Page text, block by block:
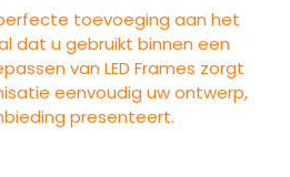
perfecte toevoeging aan het
dat u gebruikt binnen een
van LED Frames zorgt
eenvoudig uw ontwerp,
presenteert.